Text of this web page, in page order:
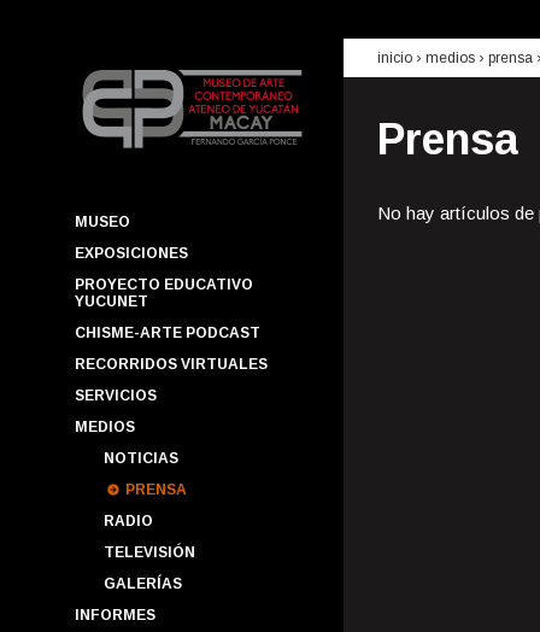
MUSEO
EXPOSICIONES
PROYECTO EDUCATIVO
YUCUNET
CHISME-ARTE PODCAST
RECORRIDOS VIRTUALES
SERVICIOS
MEDIOS
NOTICIAS
PRENSA
RADIO
TELEVISIÓN
GALERÍAS
INFORMES
inicio › medios › prensa
Prensa
No hay artículos de